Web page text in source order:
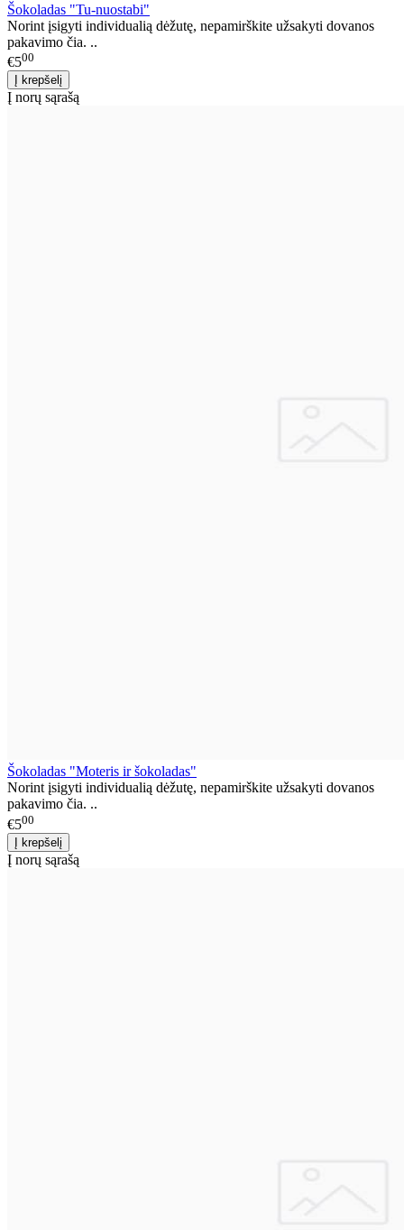
Šokoladas "Tu-nuostabi"
Norint įsigyti individualią dėžutę, nepamirškite užsakyti dovanos
pakavimo čia. ..
€500
Į norų sąrašą
Šokoladas "Moteris ir šokoladas"
Norint įsigyti individualią dėžutę, nepamirškite užsakyti dovanos
pakavimo čia. ..
€500
Į norų sąrašą